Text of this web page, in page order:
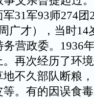
31军93师274团
广才），当时14
营政委。1936
再次经历了环
不久部队断粮
。有的因误食